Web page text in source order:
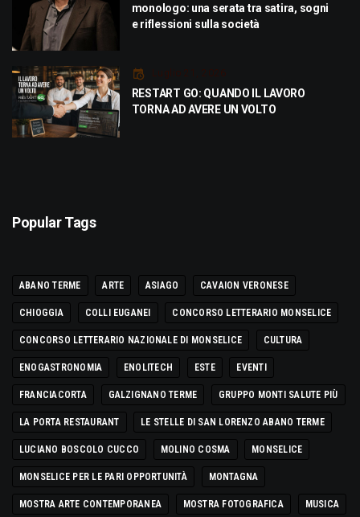
monologo: una serata tra satira, sogni
e riflessioni sulla società
Luglio 21, 2026
RESTART GO: QUANDO IL LAVORO
TORNA AD AVERE UN VOLTO
Popular Tags
ABANO TERME ARTE ASIAGO CAVAION VERONESE
CHIOGGIA COLLI EUGANEI CONCORSO LETTERARIO MONSELICE
CONCORSO LETTERARIO NAZIONALE DI MONSELICE CULTURA
ENOGASTRONOMIA ENOLITECH ESTE EVENTI
FRANCIACORTA GALZIGNANO TERME GRUPPO MONTI SALUTE PIÙ
LA PORTA RESTAURANT LE STELLE DI SAN LORENZO ABANO TERME
LUCIANO BOSCOLO CUCCO MOLINO COSMA MONSELICE
MONSELICE PER LE PARI OPPORTUNITÀ MONTAGNA
MOSTRA ARTE CONTEMPORANEA MOSTRA FOTOGRAFICA MUSICA